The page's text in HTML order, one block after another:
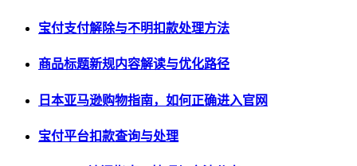
宝付支付解除与不明扣款处理方法
商品标题新规内容解读与优化路径
日本亚马逊购物指南，如何正确进入官网
宝付平台扣款查询与处理